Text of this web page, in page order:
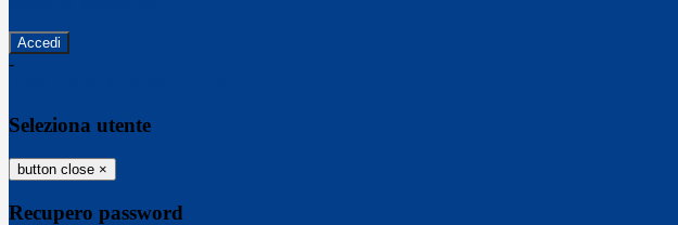
-
Seleziona utente
button close ×
Recupero password